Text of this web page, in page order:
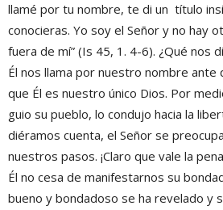
llamé por tu nombre, te di un título
conocieras. Yo soy el Señor y no hay
fuera de mí” (Is 45, 1. 4-6). ¿Qué nos
Él nos llama por nuestro nombre ante
que Él es nuestro único Dios. Por
guio su pueblo, lo condujo hacia la
diéramos cuenta, el Señor se
nuestros pasos. ¡Claro que vale la
Él no cesa de manifestarnos su
bueno y bondadoso se ha revelado y